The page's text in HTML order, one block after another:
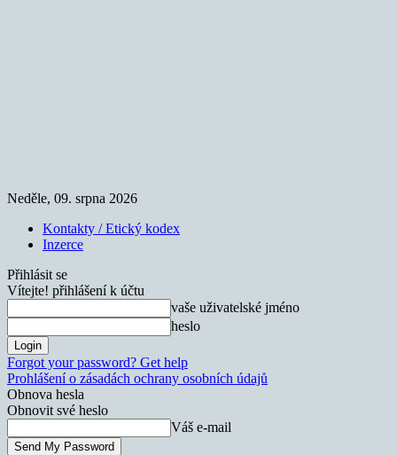
Neděle, 09. srpna 2026
Kontakty / Etický kodex
Inzerce
Přihlásit se
Vítejte! přihlášení k účtu
vaše uživatelské jméno
heslo
Forgot your password? Get help
Prohlášení o zásadách ochrany osobních údajů
Obnova hesla
Obnovit své heslo
Váš e-mail